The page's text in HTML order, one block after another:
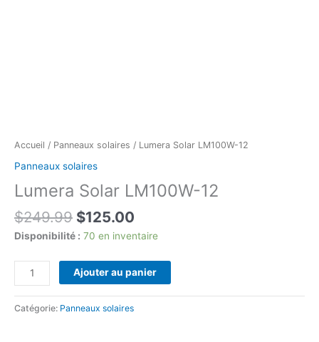
Accueil / Panneaux solaires / Lumera Solar LM100W-12
Panneaux solaires
Lumera Solar LM100W-12
$249.99 Le
prix
était :
$249.99.
$125.00
prix
est :
$125.00.
Disponibilité : 70 en inventaire
quantité
de
Lumera
Solar
Ajouter au panier
Catégorie: Panneaux solaires